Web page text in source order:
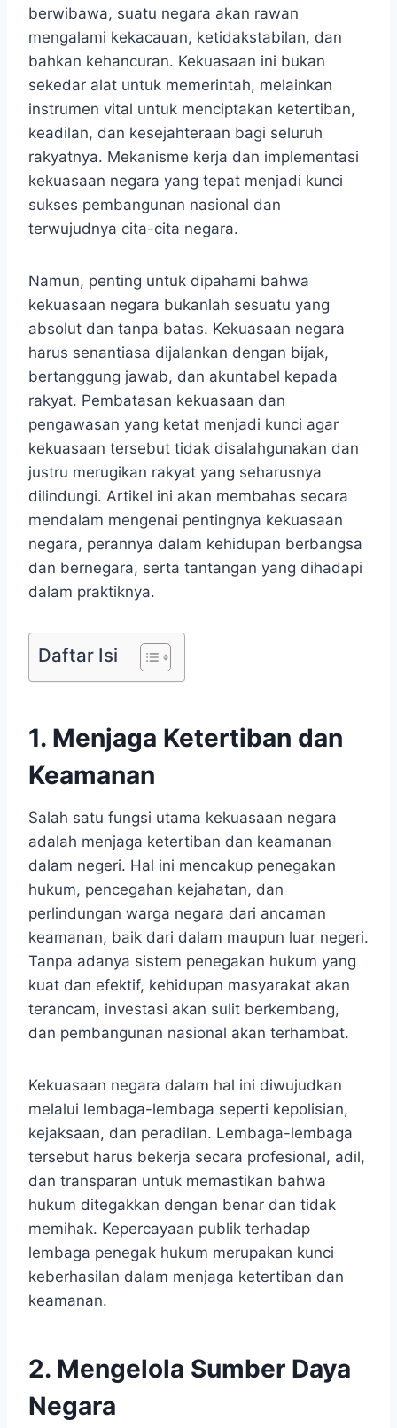
berwibawa, suatu negara akan rawan
mengalami kekacauan, ketidakstabilan, dan
bahkan kehancuran. Kekuasaan ini bukan
sekedar alat untuk memerintah, melainkan
instrumen vital untuk menciptakan ketertiban,
keadilan, dan kesejahteraan bagi seluruh
rakyatnya. Mekanisme kerja dan implementasi
kekuasaan negara yang tepat menjadi kunci
sukses pembangunan nasional dan
terwujudnya cita-cita negara.
Namun, penting untuk dipahami bahwa
kekuasaan negara bukanlah sesuatu yang
absolut dan tanpa batas. Kekuasaan negara
harus senantiasa dijalankan dengan bijak,
bertanggung jawab, dan akuntabel kepada
rakyat. Pembatasan kekuasaan dan
pengawasan yang ketat menjadi kunci agar
kekuasaan tersebut tidak disalahgunakan dan
justru merugikan rakyat yang seharusnya
dilindungi. Artikel ini akan membahas secara
mendalam mengenai pentingnya kekuasaan
negara, perannya dalam kehidupan berbangsa
dan bernegara, serta tantangan yang dihadapi
dalam praktiknya.
Daftar Isi
1. Menjaga Ketertiban dan
Keamanan
Salah satu fungsi utama kekuasaan negara
adalah menjaga ketertiban dan keamanan
dalam negeri. Hal ini mencakup penegakan
hukum, pencegahan kejahatan, dan
perlindungan warga negara dari ancaman
keamanan, baik dari dalam maupun luar negeri.
Tanpa adanya sistem penegakan hukum yang
kuat dan efektif, kehidupan masyarakat akan
terancam, investasi akan sulit berkembang,
dan pembangunan nasional akan terhambat.
Kekuasaan negara dalam hal ini diwujudkan
melalui lembaga-lembaga seperti kepolisian,
kejaksaan, dan peradilan. Lembaga-lembaga
tersebut harus bekerja secara profesional, adil,
dan transparan untuk memastikan bahwa
hukum ditegakkan dengan benar dan tidak
memihak. Kepercayaan publik terhadap
lembaga penegak hukum merupakan kunci
keberhasilan dalam menjaga ketertiban dan
keamanan.
2. Mengelola Sumber Daya
Negara